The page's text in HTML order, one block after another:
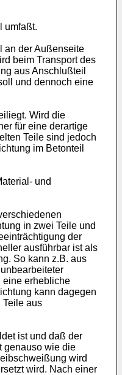
umfaßt.
an der Außenseite
beim Transport des
aus Anschlußteil
und dennoch eine
Wird die
für eine derartige
Teile sind jedoch
im Betonteil
und
in zwei Teile und
der
ausführbar ist als
So kann z.B. aus
eine erhebliche
kann dagegen
Teile aus
ist und daß der
genauso wie die
wird
wird. Nach einer